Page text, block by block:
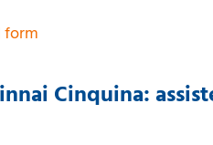
form
Cinquina: